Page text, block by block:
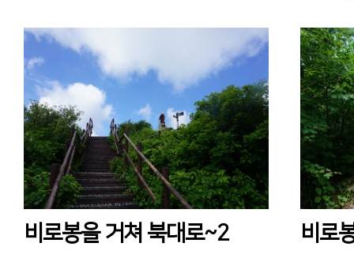
비로봉을 거쳐 북대로~2 비로